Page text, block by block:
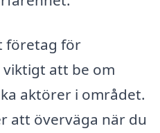
företag för
att be om
aktörer i området.
att överväga när du